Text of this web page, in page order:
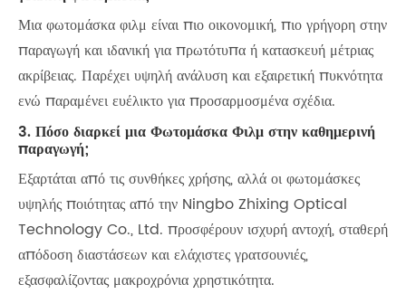
Μια φωτομάσκα φιλμ είναι πιο οικονομική, πιο γρήγορη στην
παραγωγή και ιδανική για πρωτότυπα ή κατασκευή μέτριας
ακρίβειας. Παρέχει υψηλή ανάλυση και εξαιρετική πυκνότητα
ενώ παραμένει ευέλικτο για προσαρμοσμένα σχέδια.
3. Πόσο διαρκεί μια Φωτομάσκα Φιλμ στην καθημερινή
παραγωγή;
Εξαρτάται από τις συνθήκες χρήσης, αλλά οι φωτομάσκες
υψηλής ποιότητας από την Ningbo Zhixing Optical
Technology Co., Ltd. προσφέρουν ισχυρή αντοχή, σταθερή
απόδοση διαστάσεων και ελάχιστες γρατσουνιές,
εξασφαλίζοντας μακροχρόνια χρηστικότητα.